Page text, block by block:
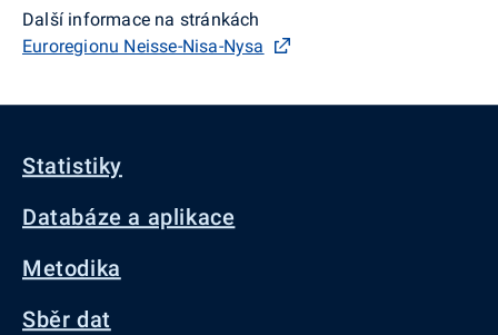
Další informace na stránkách
Euroregionu Neisse-Nisa-Nysa
Statistiky
Databáze a aplikace
Metodika
Sběr dat